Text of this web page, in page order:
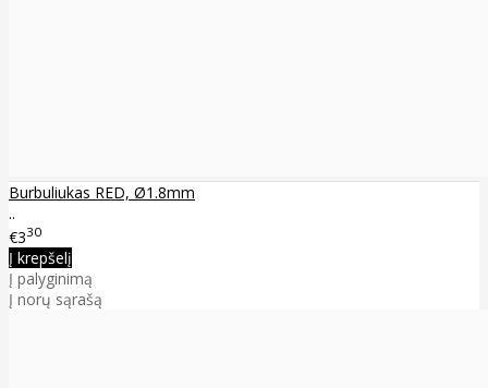
Burbuliukas RED, Ø1.8mm
..
€330
Į krepšelį
Į palyginimą
Į norų sąrašą